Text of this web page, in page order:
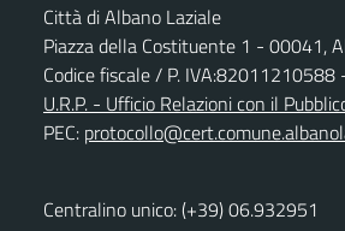
Città di Albano Laziale
Piazza della Costituente 1 - 00041,
Codice fiscale / P.
U.R.P. - Ufficio Relazioni con il
PEC:
Centralino unico: (+39) 06.932951